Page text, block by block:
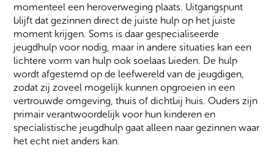
momenteel een heroverweging plaats. Uitgangspunt
blijft dat gezinnen direct de juiste hulp op het juiste
moment krijgen. Soms is daar gespecialiseerde
jeugdhulp voor nodig, maar in andere situaties kan een
lichtere vorm van hulp ook soelaas bieden. De hulp
wordt afgestemd op de leefwereld van de jeugdigen,
zodat zij zoveel mogelijk kunnen opgroeien in een
vertrouwde omgeving, thuis of dichtbij huis. Ouders zijn
primair verantwoordelijk voor hun kinderen en
specialistische jeugdhulp gaat alleen naar gezinnen waar
het echt niet anders kan.